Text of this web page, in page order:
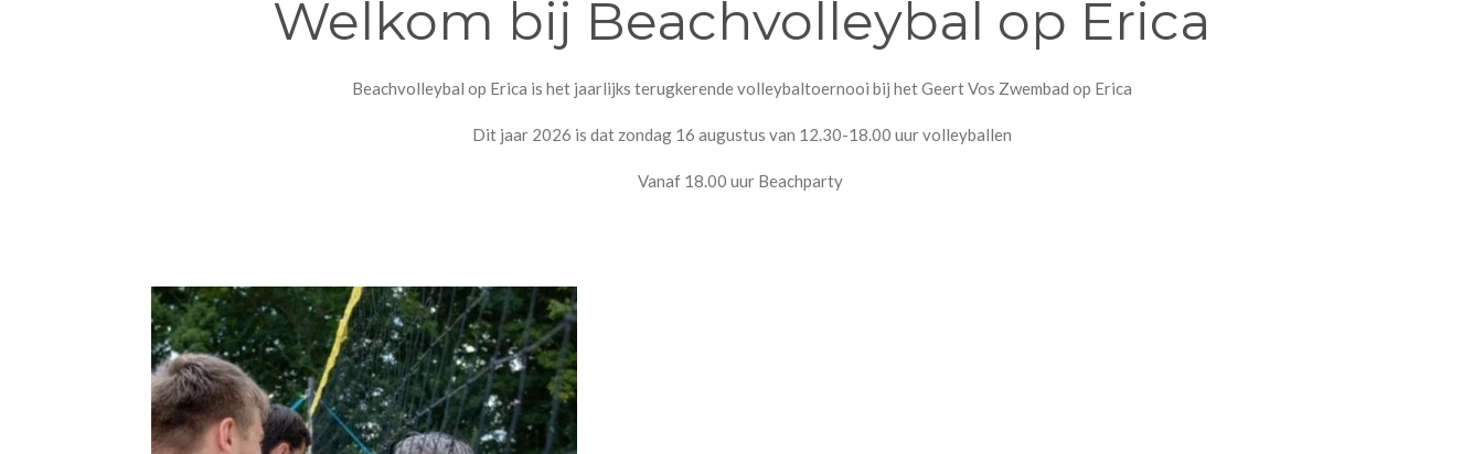
Welkom bij Beachvolleybal op Erica
Beachvolleybal op Erica is het jaarlijks terugkerende volleybaltoernooi bij het Geert Vos Zwembad op Erica
Dit jaar 2026 is dat zondag 16 augustus van 12.30-18.00 uur volleyballen
Vanaf 18.00 uur Beachparty